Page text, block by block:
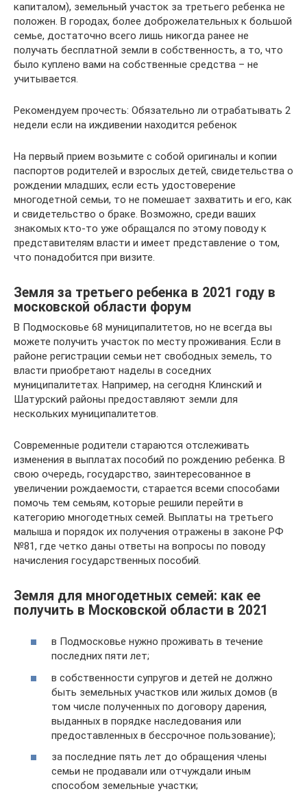
капиталом), земельный участок за третьего ребенка не
положен. В городах, более доброжелательных к большой
семье, достаточно всего лишь никогда ранее не
получать бесплатной земли в собственность, а то, что
было куплено вами на собственные средства – не
учитывается.
Рекомендуем прочесть: Обязательно ли отрабатывать 2
недели если на иждивении находится ребенок
На первый прием возьмите с собой оригиналы и копии
паспортов родителей и взрослых детей, свидетельства о
рождении младших, если есть удостоверение
многодетной семьи, то не помешает захватить и его, как
и свидетельство о браке. Возможно, среди ваших
знакомых кто-то уже обращался по этому поводу к
представителям власти и имеет представление о том,
что понадобится при визите.
Земля за третьего ребенка в 2021 году в
московской области форум
В Подмосковье 68 муниципалитетов, но не всегда вы
можете получить участок по месту проживания. Если в
районе регистрации семьи нет свободных земель, то
власти приобретают наделы в соседних
муниципалитетах. Например, на сегодня Клинский и
Шатурский районы предоставляют земли для
нескольких муниципалитетов.
Современные родители стараются отслеживать
изменения в выплатах пособий по рождению ребенка. В
свою очередь, государство, заинтересованное в
увеличении рождаемости, старается всеми способами
помочь тем семьям, которые решили перейти в
категорию многодетных семей. Выплаты на третьего
малыша и порядок их получения отражены в законе РФ
№81, где четко даны ответы на вопросы по поводу
начисления государственных пособий.
Земля для многодетных семей: как ее
получить в Московской области в 2021
в Подмосковье нужно проживать в течение
последних пяти лет;
в собственности супругов и детей не должно
быть земельных участков или жилых домов (в
том числе полученных по договору дарения,
выданных в порядке наследования или
предоставленных в бессрочное пользование);
за последние пять лет до обращения члены
семьи не продавали или отчуждали иным
способом земельные участки;